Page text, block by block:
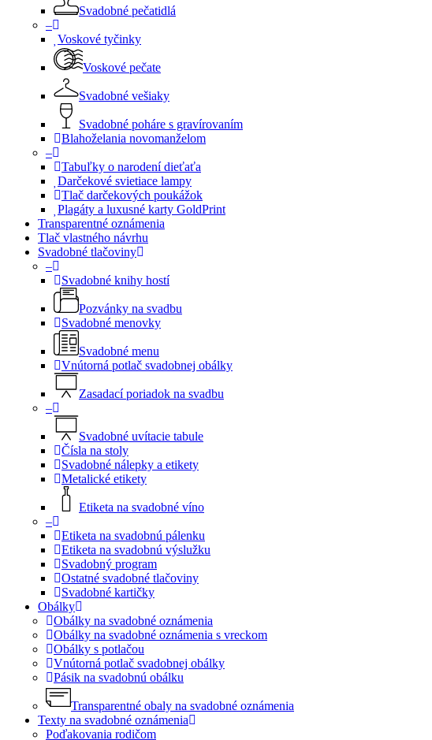
Svadobné pečatidlá
–
Voskové tyčinky
Voskové pečate
Svadobné vešiaky
Svadobné poháre s gravírovaním
Blahoželania novomanželom
–
Tabuľky o narodení dieťaťa
Darčekové svietiace lampy
Tlač darčekových poukážok
Plagáty a luxusné karty GoldPrint
Transparentné oznámenia
Tlač vlastného návrhu
Svadobné tlačoviny
–
Svadobné knihy hostí
Pozvánky na svadbu
Svadobné menovky
Svadobné menu
Vnútorná potlač svadobnej obálky
Zasadací poriadok na svadbu
–
Svadobné uvítacie tabule
Čísla na stoly
Svadobné nálepky a etikety
Metalické etikety
Etiketa na svadobné víno
–
Etiketa na svadobnú pálenku
Etiketa na svadobnú výslužku
Svadobný program
Ostatné svadobné tlačoviny
Svadobné kartičky
Obálky
Obálky na svadobné oznámenia
Obálky na svadobné oznámenia s vreckom
Obálky s potlačou
Vnútorná potlač svadobnej obálky
Pásik na svadobnú obálku
Transparentné obaly na svadobné oznámenia
Texty na svadobné oznámenia
Poďakovania rodičom